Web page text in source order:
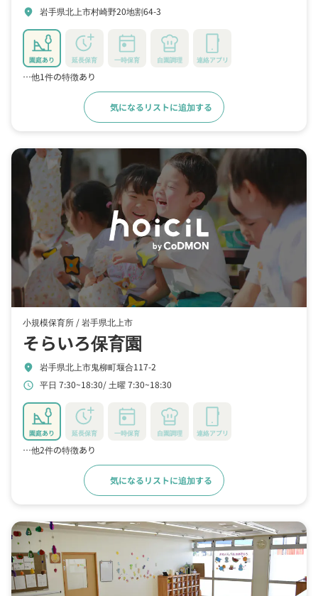
location_on 岩手県北上市村崎野20地割64-3
園庭あり 延長保育 一時保育 自園調理 連絡アプリ
…他1件の特徴あり
気になるリストに追加する
小規模保育所 /岩手県北上市
そらいろ保育園
location_on 岩手県北上市鬼柳町堰合117-2
schedule 平日 7:30~18:30 土曜 7:30~18:30
園庭あり 延長保育 一時保育 自園調理 連絡アプリ
…他2件の特徴あり
気になるリストに追加する